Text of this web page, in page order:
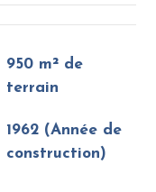
950 m² de
terrain
1962 (Année de
construction)